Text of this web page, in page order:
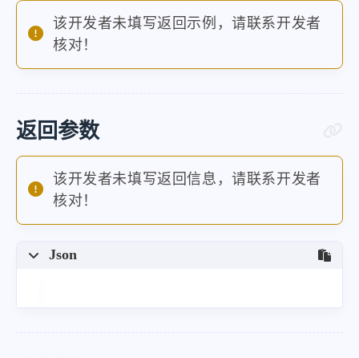
该开发者未填写返回示例，请联系开发者
核对！
返回参数
该开发者未填写返回信息，请联系开发者
核对！
Json